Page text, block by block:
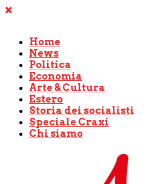
Home
News
Politica
Economia
Arte & Cultura
Estero
Storia dei socialisti
Speciale Craxi
Chi siamo